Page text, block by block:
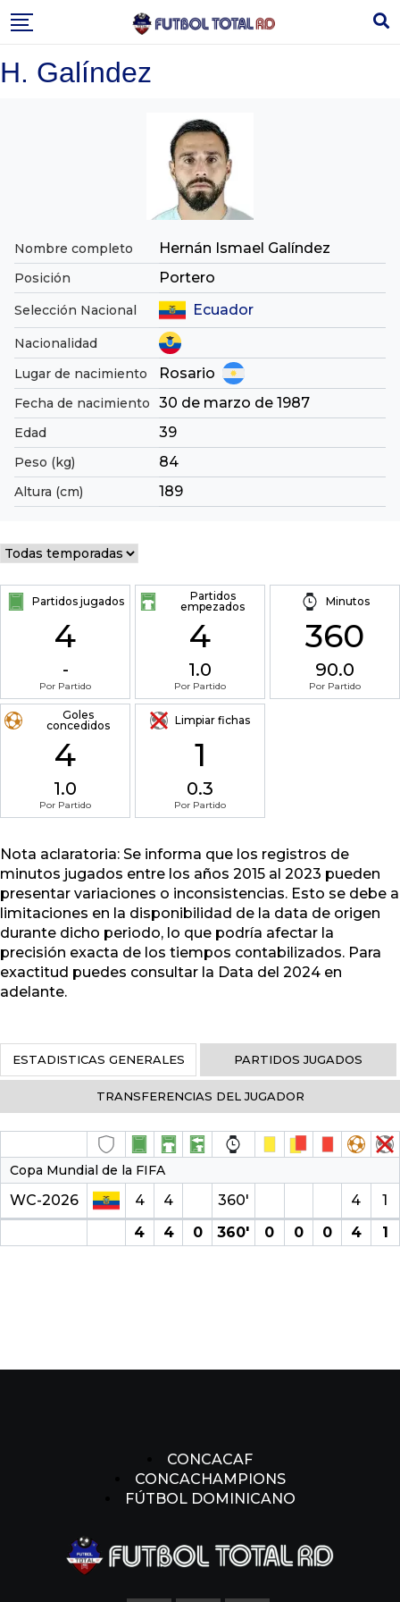
to
H. Galíndez
Nombre completo Hernán Ismael Galíndez
Posición Portero
Selección Nacional Ecuador
Nacionalidad
Lugar de nacimiento
Rosario
Fecha de nacimiento 30 de marzo de 1987
Edad 39
Peso (kg) 84
Altura (cm) 189
Partidos jugados
4
-
Por Partido
Partidos
empezados
4
1.0
Por Partido
Minutos
360
90.0
Por Partido
Goles
concedidos
4
1.0
Por Partido
Limpiar fichas
1
0.3
Por Partido
Nota aclaratoria: Se informa que los registros de
minutos jugados entre los años 2015 al 2023 pueden
presentar variaciones o inconsistencias. Esto se debe a
limitaciones en la disponibilidad de la data de origen
durante dicho periodo, lo que podría afectar la
precisión exacta de los tiempos contabilizados. Para
exactitud puedes consultar la Data del 2024 en
adelante.
ESTADISTICAS GENERALES PARTIDOS JUGADOS
TRANSFERENCIAS DEL JUGADOR
Copa Mundial de la FIFA
WC-2026 4 4 360′ 4
1
4
4 0 360′ 0 0 0 4 1
CONCACAF
CONCACHAMPIONS
FÚTBOL DOMINICANO